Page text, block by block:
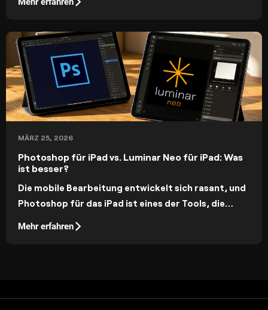
zur Geltung zu bringen.
MÄRZ 25, 2026
Photoshop für iPad vs. Luminar Neo für iPad: Was
ist besser?
Die mobile Bearbeitung entwickelt sich rasant, und
Photoshop für das iPad ist eines der Tools, die
dem KI-gesteuerten Ansatz von Luminar Neo
Mehr erfahren